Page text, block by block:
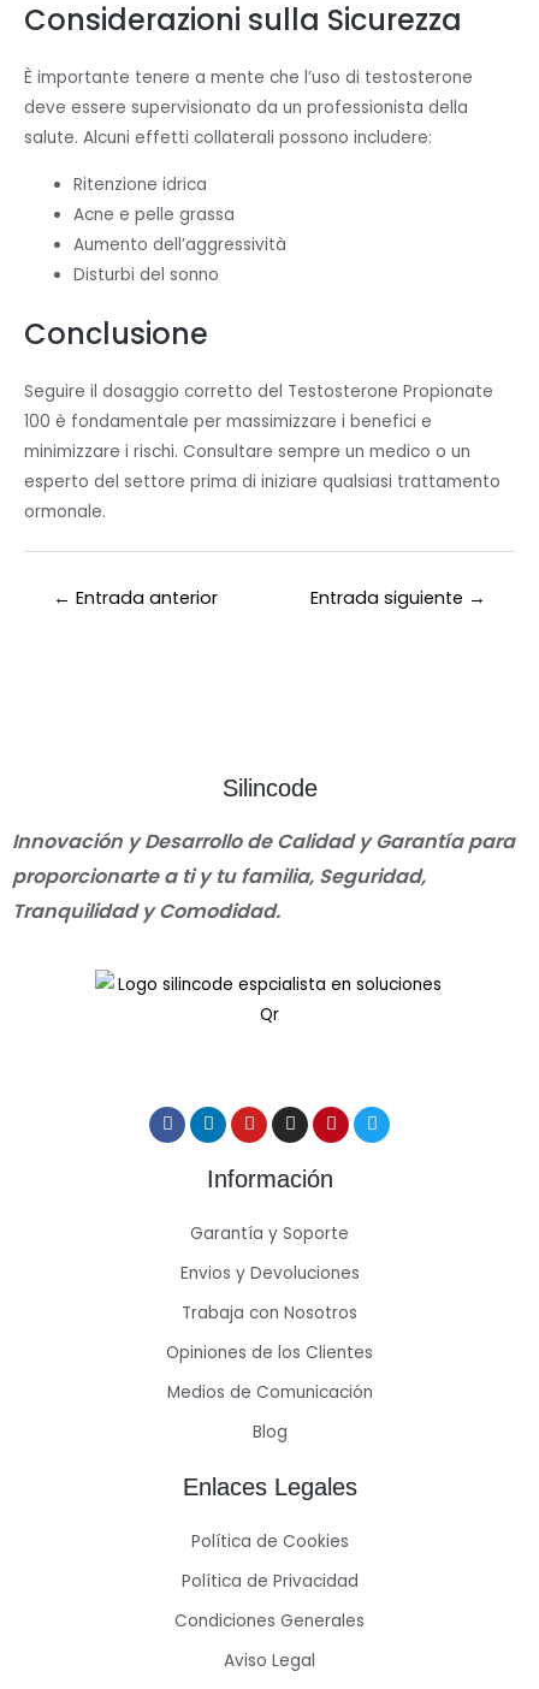
Considerazioni sulla Sicurezza
È importante tenere a mente che l’uso di testosterone
deve essere supervisionato da un professionista della
salute. Alcuni effetti collaterali possono includere:
Ritenzione idrica
Acne e pelle grassa
Aumento dell’aggressività
Disturbi del sonno
Conclusione
Seguire il dosaggio corretto del Testosterone Propionate
100 è fondamentale per massimizzare i benefici e
minimizzare i rischi. Consultare sempre un medico o un
esperto del settore prima di iniziare qualsiasi trattamento
ormonale.
← Entrada anterior Entrada siguiente →
Silincode
Innovación y Desarrollo de Calidad y Garantía para
proporcionarte a ti y tu familia, Seguridad,
Tranquilidad y Comodidad.
Información
Garantía y Soporte
Envios y Devoluciones
Trabaja con Nosotros
Opiniones de los Clientes
Medios de Comunicación
Blog
Enlaces Legales
Política de Cookies
Política de Privacidad
Condiciones Generales
Aviso Legal